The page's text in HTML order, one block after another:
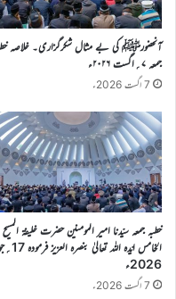
آنحضورﷺ کی بے مثال شکرگزاری۔ خلاصہ
جمعہ ۷؍اگست ۲۰۲۶ء
7 اگست 2026ء
خطبہ جمعہ سیّدنا امیر المومنین حضرت خلیفۃ المسیح
الخامس ایّدہ اللہ
2026ء
7 اگست 2026ء